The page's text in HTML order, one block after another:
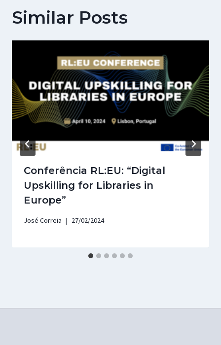
Similar Posts
Conferência RL:EU: “Digital
Upskilling for Libraries in
Europe”
José Correia 27/02/2024